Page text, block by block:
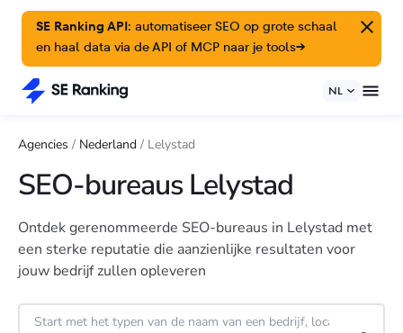
SE Ranking API: automatiseer SEO op grote schaal
en haal data via de API of MCP naar je tools→
NL
Agencies / Nederland / Lelystad
SEO-bureaus Lelystad
Ontdek gerenommeerde SEO-bureaus in Lelystad met
een sterke reputatie die aanzienlijke resultaten voor
jouw bedrijf zullen opleveren